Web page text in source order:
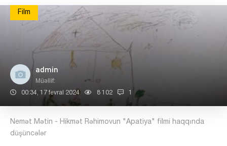
Film
admin
Müəllif:
00:34, 17 fevral 2024 8 102 1
Nemət Mətin - Hikmət Rəhimovun "Apatiya" filmi haqqında
düşüncələr